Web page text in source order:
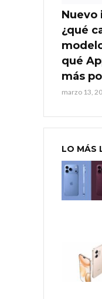
Nuevo
¿qué
qué
más
marzo 13,
LO MÁS